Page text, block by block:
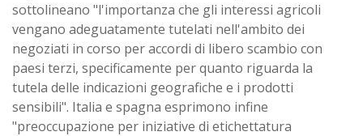
sottolineano "l'importanza che gli interessi agricoli
vengano adeguatamente tutelati nell'ambito dei
negoziati in corso per accordi di libero scambio con
paesi terzi, specificamente per quanto riguarda la
tutela delle indicazioni geografiche e i prodotti
sensibili". Italia e spagna esprimono infine
"preoccupazione per iniziative di etichettatura